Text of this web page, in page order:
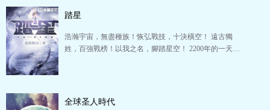
踏星
浩瀚宇宙，無盡種族！恢弘戰技，十決橫空！ 遠古獨
姓，百強戰榜！以我之名，腳踏星空！ 2200年的一天…
全球圣人時代